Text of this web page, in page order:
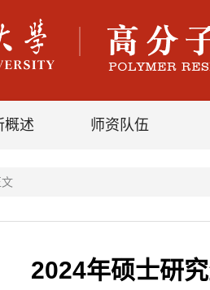
概述 师资队伍
2024年硕士研